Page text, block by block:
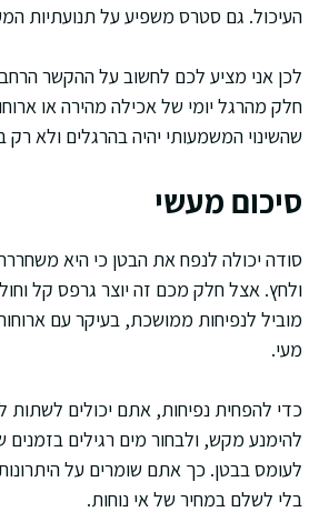
העיכול. גם סטרס משפיע על תנועתיות
לכן אני מציע לכם לחשוב על ההקשר
חלק מהרגל יומי של אכילה מהירה או
שהשינוי המשמעותי יהיה בהרגלים ולא
סיכום מעשי
סודה יכולה לנפח את הבטן כי היא
ולחץ. אצל חלק מכם זה יוצר גרפס קל
מוביל לנפיחות ממושכת, בעיקר עם
מעי.
כדי להפחית נפיחות, אתם יכולים לשתות
להימנע מקש, ולבחור מים רגילים
לעומס בבטן. כך אתם שומרים על
בלי לשלם במחיר של אי נוחות.